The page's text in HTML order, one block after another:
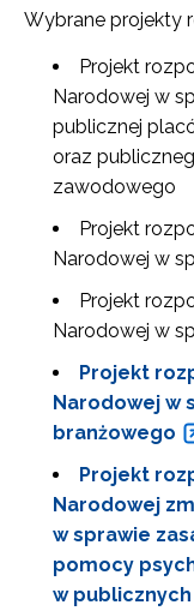
Wybrane projekty
Projekt
Narodowej w
publicznej
oraz
zawodowego
Projekt
Narodowej w
Projekt
Narodowej w
Projekt
Narodowej w
branżowego
Projekt
Narodowej
w sprawie
pomocy
w